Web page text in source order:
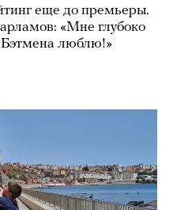
еще до премьеры.
«Мне глубоко
Бэтмена люблю!»